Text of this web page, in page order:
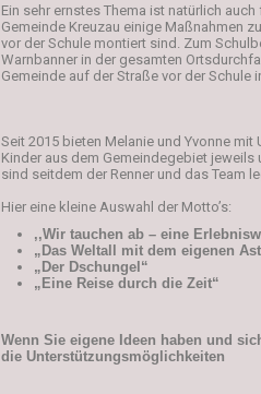
Ein sehr ernstes Thema ist natürlich
Gemeinde Kreuzau einige Maßnahmen
vor der Schule montiert sind. Zum
Warnbanner in der gesamten
Gemeinde auf der Straße vor der Schule
Seit 2015 bieten Melanie und Yvonne
Kinder aus dem Gemeindegebiet
sind seitdem der Renner und das Team
Hier eine kleine Auswahl der Motto’s:
,,Wir tauchen ab – eine
„Das Weltall mit dem eigenen
„Der Dschungel“
„Eine Reise durch die Zeit“
Wenn Sie eigene Ideen haben und
die Unterstützungsmöglichkeiten